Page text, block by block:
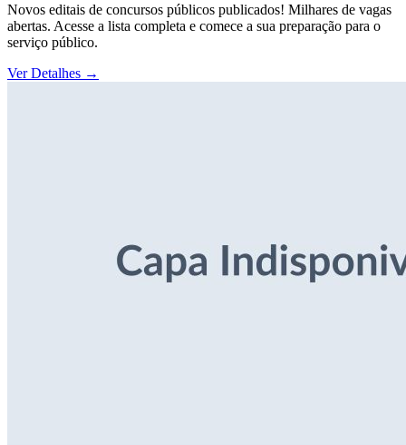
Novos editais de concursos públicos publicados! Milhares de vagas
abertas. Acesse a lista completa e comece a sua preparação para o
serviço público.
Ver Detalhes →